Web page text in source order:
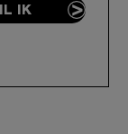
IK